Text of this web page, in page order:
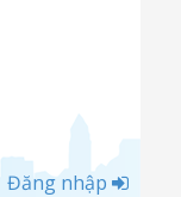
Đăng nhập